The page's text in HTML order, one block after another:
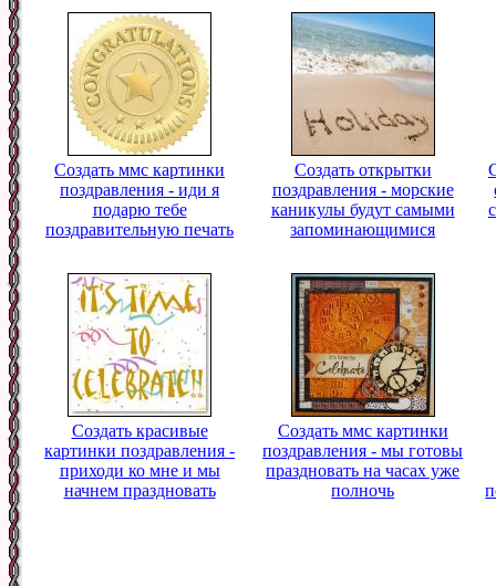
Создать ммс картинки
поздравления - иди я
подарю тебе
поздравительную печать
Создать открытки
поздравления - морские
каникулы будут самыми
запоминающимися
Создать красивые
картинки поздравления -
приходи ко мне и мы
начнем праздновать
Создать ммс картинки
поздравления - мы готовы
праздновать на часах уже
полночь